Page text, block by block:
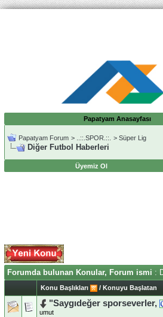
Papatyam Anasayfası
Papatyam Forum > ..::.SPOR.::. > Süper Lig
Diğer Futbol Haberleri
Üyemiz Ol
Forumda bulunan Konular, Forum ismi :
Konu Başlıkları / Konuyu Başlatan
"Saygıdeğer sporseverler,
umut